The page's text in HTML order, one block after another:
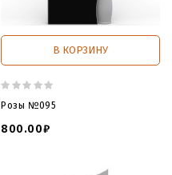
В КОРЗИНУ
Розы №095
800.00₽